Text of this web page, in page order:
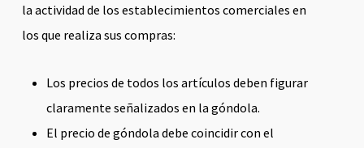
la actividad de los establecimientos comerciales en
los que realiza sus compras:
Los precios de todos los artículos deben figurar
claramente señalizados en la góndola.
El precio de góndola debe coincidir con el